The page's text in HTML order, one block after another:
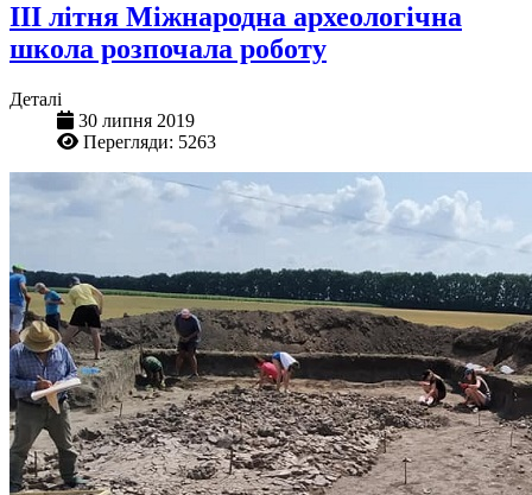
ІІІ літня Міжнародна археологічна
школа розпочала роботу
Деталі
30 липня 2019
Перегляди: 5263